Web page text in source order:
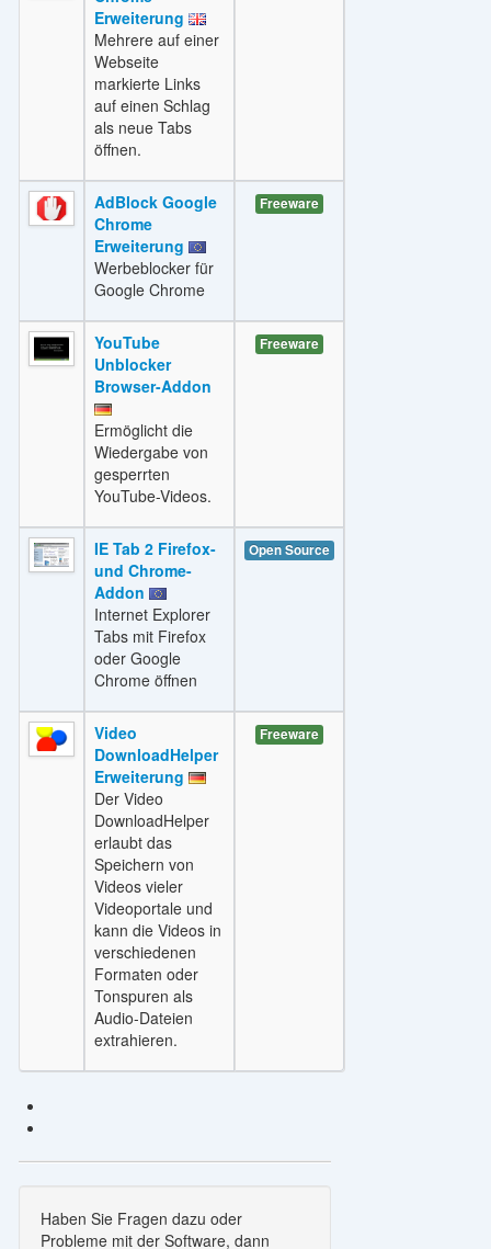
Erweiterung
Mehrere auf einer
Webseite
markierte Links
auf einen Schlag
als neue Tabs
öffnen.
AdBlock Google
Chrome
Erweiterung
Werbeblocker für
Google Chrome
Freeware
YouTube
Unblocker
Browser-Addon
Ermöglicht die
Wiedergabe von
gesperrten
YouTube-Videos.
Freeware
IE Tab 2 Firefox-
und Chrome-
Addon
Internet Explorer
Tabs mit Firefox
oder Google
Chrome öffnen
Open Source
Video
DownloadHelper
Erweiterung
Der Video
DownloadHelper
erlaubt das
Speichern von
Videos vieler
Videoportale und
kann die Videos in
verschiedenen
Formaten oder
Tonspuren als
Audio-Dateien
extrahieren.
Freeware
Haben Sie Fragen dazu oder
Probleme mit der Software, dann